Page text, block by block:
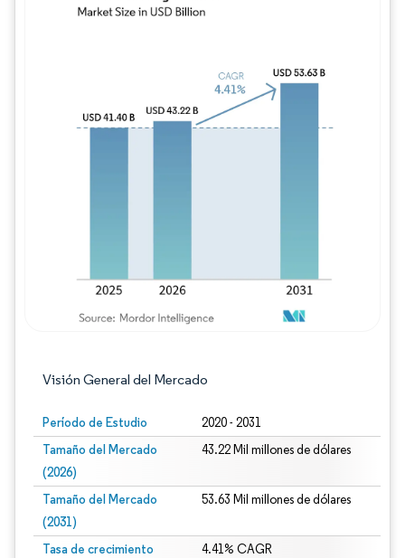
Visión General del Mercado
Período de Estudio 2020 - 2031
Tamaño del Mercado
(2026)
43.22 Mil millones de dólares
Tamaño del Mercado
(2031)
53.63 Mil millones de dólares
Tasa de crecimiento
4.41% CAGR